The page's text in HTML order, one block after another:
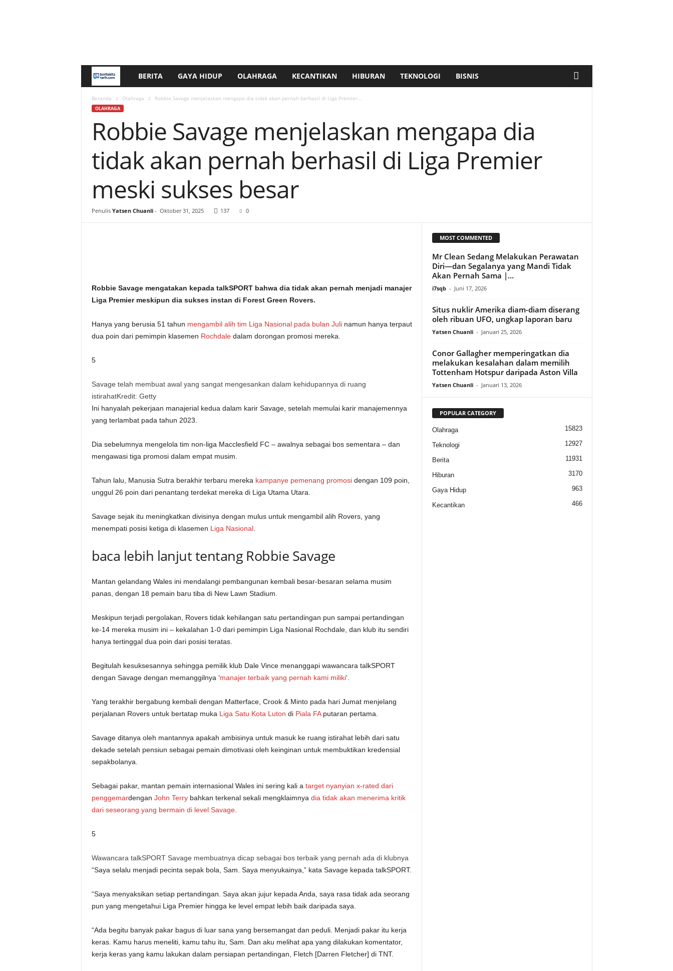
e
i
a
k
h
c
o
BERITA GAYA HIDUP OLAHRAGA KECANTIKAN HIBURAN TEKNOLOGI BISNIS
Beranda Olahraga Robbie Savage menjelaskan mengapa dia tidak akan pernah berhasil di Liga Premier...
OLAHRAGA
Robbie Savage menjelaskan mengapa dia
tidak akan pernah berhasil di Liga Premier
meski sukses besar
Penulis Yatsen Chuanli- Oktober 31, 2025 137 0
Robbie Savage mengatakan kepada talkSPORT bahwa dia tidak akan pernah menjadi manajer
Liga Premier meskipun dia sukses instan di Forest Green Rovers.
Hanya yang berusia 51 tahun mengambil alih tim Liga Nasional pada bulan Julinamun hanya terpaut
dua poin dari pemimpin klasemen Rochdaledalam dorongan promosi mereka.
5
Savage telah membuat awal yang sangat mengesankan dalam kehidupannya di ruang
istirahatKredit: Getty
Ini hanyalah pekerjaan manajerial kedua dalam karir Savage, setelah memulai karir manajemennya
yang terlambat pada tahun 2023.
Dia sebelumnya mengelola tim non-liga Macclesfield FC – awalnya sebagai bos sementara – dan
mengawasi tiga promosi dalam empat musim.
Tahun lalu, Manusia Sutra berakhir terbaru mereka kampanye pemenang promosi dengan 109 poin,
unggul 26 poin dari penantang terdekat mereka di Liga Utama Utara.
Savage sejak itu meningkatkan divisinya dengan mulus untuk mengambil alih Rovers, yang
menempati posisi ketiga di klasemen Liga Nasional.
baca lebih lanjut tentang Robbie Savage
Mantan gelandang Wales ini mendalangi pembangunan kembali besar-besaran selama musim
panas, dengan 18 pemain baru tiba di New Lawn Stadium.
Meskipun terjadi pergolakan, Rovers tidak kehilangan satu pertandingan pun sampai pertandingan
ke-14 mereka musim ini – kekalahan 1-0 dari pemimpin Liga Nasional Rochdale, dan klub itu sendiri
hanya tertinggal dua poin dari posisi teratas.
Begitulah kesuksesannya sehingga pemilik klub Dale Vince menanggapi wawancara talkSPORT
dengan Savage dengan memanggilnya ‘manajer terbaik yang pernah kami miliki‘.
Yang terakhir bergabung kembali dengan Matterface, Crook & Minto pada hari Jumat menjelang
perjalanan Rovers untuk bertatap muka Liga Satu Kota Luton di Piala FAputaran pertama.
Savage ditanya oleh mantannya apakah ambisinya untuk masuk ke ruang istirahat lebih dari satu
dekade setelah pensiun sebagai pemain dimotivasi oleh keinginan untuk membuktikan kredensial
sepakbolanya.
Sebagai pakar, mantan pemain internasional Wales ini sering kali a target nyanyian x-rated dari
penggemardengan John Terrybahkan terkenal sekali mengklaimnya dia tidak akan menerima kritik
dari seseorang yang bermain di level Savage.
5
Wawancara talkSPORT Savage membuatnya dicap sebagai bos terbaik yang pernah ada di klubnya
“Saya selalu menjadi pecinta sepak bola, Sam. Saya menyukainya,” kata Savage kepada talkSPORT.
“Saya menyaksikan setiap pertandingan. Saya akan jujur ​​kepada Anda, saya rasa tidak ada seorang
pun yang mengetahui Liga Premier hingga ke level empat lebih baik daripada saya.
“Ada begitu banyak pakar bagus di luar sana yang bersemangat dan peduli. Menjadi pakar itu kerja
keras. Kamu harus meneliti, kamu tahu itu, Sam. Dan aku melihat apa yang dilakukan komentator,
kerja keras yang kamu lakukan dalam persiapan pertandingan, Fletch [Darren Fletcher] di TNT.
MOST COMMENTED
Mr Clean Sedang Melakukan Perawatan
Diri—dan Segalanya yang Mandi Tidak
Akan Pernah Sama |...
i7sqb - Juni 17, 2026
Situs nuklir Amerika diam-diam diserang
oleh ribuan UFO, ungkap laporan baru
Yatsen Chuanli - Januari 25, 2026
Conor Gallagher memperingatkan dia
melakukan kesalahan dalam memilih
Tottenham Hotspur daripada Aston Villa
Yatsen Chuanli - Januari 13, 2026
POPULAR CATEGORY
Olahraga 15823
Teknologi 12927
Berita 11931
Hiburan 3170
Gaya Hidup 963
Kecantikan 466